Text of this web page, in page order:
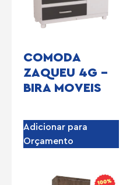
COMODA
ZAQUEU 4G –
BIRA MOVEIS
Adicionar para
Orçamento